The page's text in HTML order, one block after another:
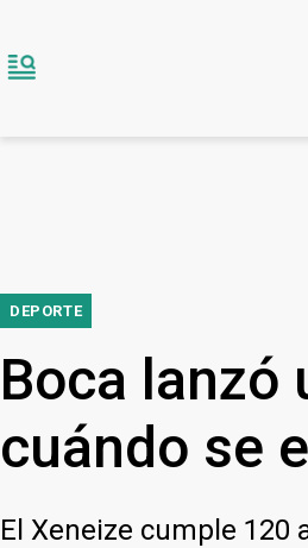
DEPORTE
Boca lanzó
cuándo se
El Xeneize cumple 120